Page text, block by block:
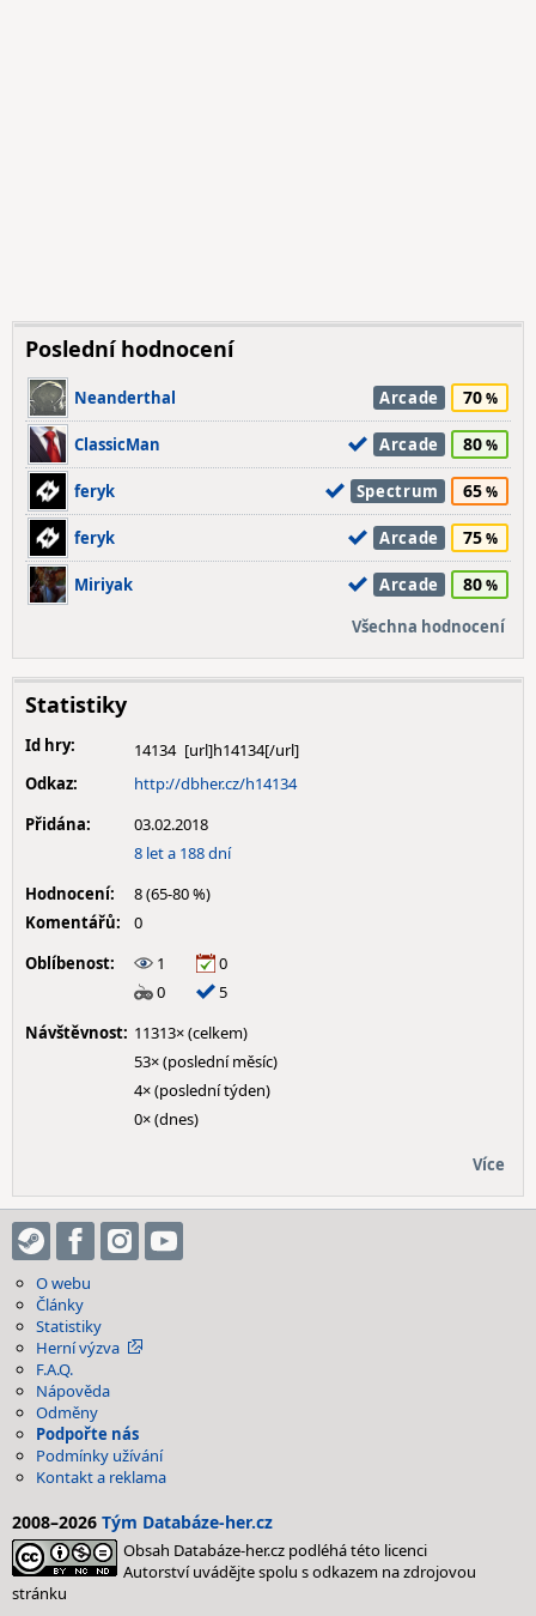
Poslední hodnocení
Neanderthal Arcade 70
ClassicMan Arcade 80
feryk Spectrum 65
feryk Arcade 75
Miriyak Arcade 80
Všechna hodnocení
Statistiky
Id hry:
14134
Odkaz:
http://dbher.cz/h14134
Přidána:
03.02.2018
8 let a 188 dní
Hodnocení:
8 (65-80 %)
Komentářů:
0
Oblíbenost:
1
0
0
5
Návštěvnost: 11313× (celkem)
53× (poslední měsíc)
4× (poslední týden)
0× (dnes)
Více
O webu
Články
Statistiky
Herní výzva
F.A.Q.
Nápověda
Odměny
Podpořte nás
Podmínky užívání
Kontakt a reklama
2008–2026 Tým Databáze-her.cz
Obsah Databáze-her.cz podléhá této licenci
Autorství uvádějte spolu s odkazem na zdrojovou
stránku